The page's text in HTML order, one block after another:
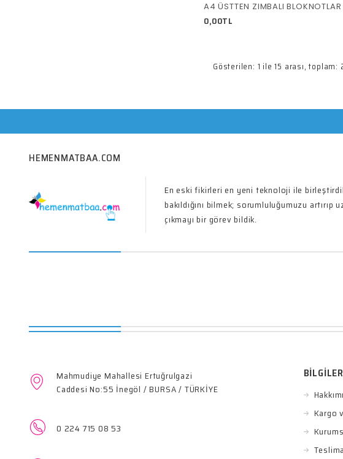
A4 ÜSTTEN ZIMBALI BLOKNOTLAR
0,00TL
Gösterilen: 1 ile 15 arası, toplam:
HEMENMATBAA.COM
En eski fikirleri en yeni teknoloji ile
bakıldığını bilmek; sorumluluğumuzu artırıp
çıkmayı bir görev bildik.
Mahmudiye Mahallesi Ertuğrulgazi
Caddesi No:55 İnegöl / BURSA / TÜRKİYE
0 224 715 08 53
BILGILER
Kargo